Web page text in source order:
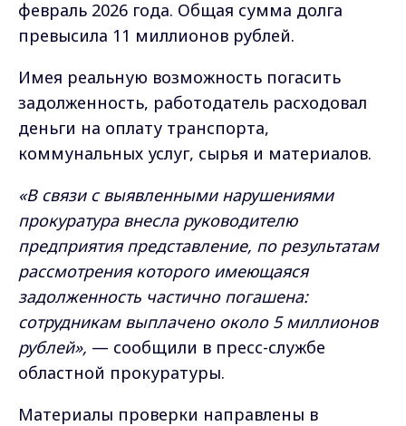
февраль 2026 года. Общая сумма долга
превысила 11 миллионов рублей.
Имея реальную возможность погасить
задолженность, работодатель расходовал
деньги на оплату транспорта,
коммунальных услуг, сырья и материалов.
«В связи с выявленными нарушениями
прокуратура внесла руководителю
предприятия представление, по результатам
рассмотрения которого имеющаяся
задолженность частично погашена:
сотрудникам выплачено около 5 миллионов
рублей», — сообщили в пресс-службе
областной прокуратуры.
Материалы проверки направлены в